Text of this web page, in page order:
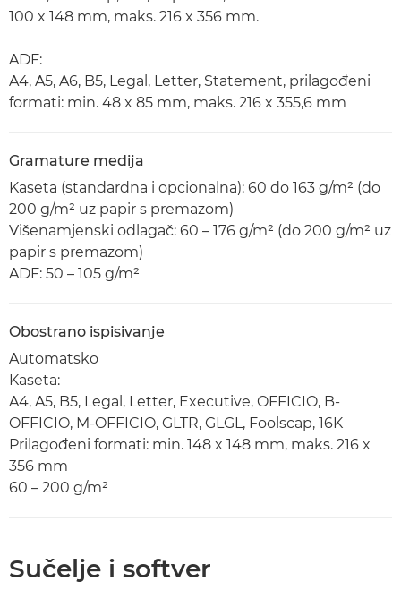
100 x 148 mm, maks. 216 x 356 mm.
ADF:
A4, A5, A6, B5, Legal, Letter, Statement, prilagođeni
formati: min. 48 x 85 mm, maks. 216 x 355,6 mm
Gramature medija
Kaseta (standardna i opcionalna): 60 do 163 g/m² (do
200 g/m² uz papir s premazom)
Višenamjenski odlagač: 60 – 176 g/m² (do 200 g/m² uz
papir s premazom)
ADF: 50 – 105 g/m²
Obostrano ispisivanje
Automatsko
Kaseta:
A4, A5, B5, Legal, Letter, Executive, OFFICIO, B-
OFFICIO, M-OFFICIO, GLTR, GLGL, Foolscap, 16K
Prilagođeni formati: min. 148 x 148 mm, maks. 216 x
356 mm
60 – 200 g/m²
Sučelje i softver